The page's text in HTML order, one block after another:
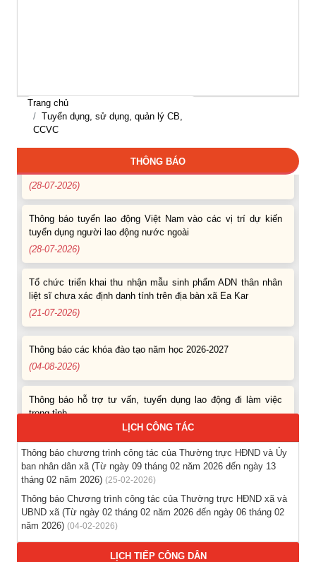
Trang chủ
Tuyển dụng, sử dụng, quản lý CB,
CCVC
THÔNG BÁO
trong tỉnh
(03-08-2026)
Thông báo hỗ trợ tư vấn, tuyển dụng lao động đi làm việc ở
nước ngoài theo hợp đồng
(28-07-2026)
Thông báo tuyển lao động Việt Nam vào các vị trí dự kiến
tuyển dụng người lao động nước ngoài
(28-07-2026)
Tổ chức triển khai thu nhận mẫu sinh phẩm ADN thân nhân
liệt sĩ chưa xác định danh tính trên địa bàn xã Ea Kar
(21-07-2026)
Thông báo các khóa đào tạo năm học 2026-2027
Thông báo hỗ trợ tư vấn, tuyển dụng lao động đi làm việc
trong tỉnh
Thông báo hỗ trợ tư vấn, tuyển dụng lao động đi làm việc ở
nước ngoài theo hợp đồng
(28-07-2026)
Thông báo tuyển lao động Việt Nam vào các vị trí dự kiến
tuyển dụng người lao động nước ngoài
LỊCH CÔNG TÁC
Thông báo chương trình công tác của Thường trực HĐND và Ủy
ban nhân dân xã (Từ ngày 09 tháng 02 năm 2026 đến ngày 13
tháng 02 năm 2026) (25-02-2026)
Thông báo Chương trình công tác của Thường trực HĐND xã và
UBND xã (Từ ngày 02 tháng 02 năm 2026 đến ngày 06 tháng 02
năm 2026) (04-02-2026)
LỊCH TIẾP CÔNG DÂN